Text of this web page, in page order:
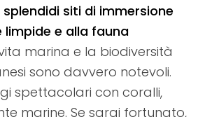
siti di immersione
limpide e alla fauna
marina e la biodiversità
sono davvero notevoli.
spettacolari con coralli,
marine. Se sarai fortunato,